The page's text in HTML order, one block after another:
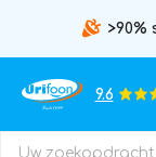
9.6